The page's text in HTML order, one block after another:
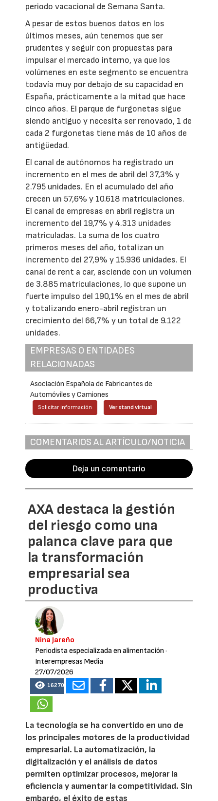
periodo vacacional de Semana Santa.
A pesar de estos buenos datos en los
últimos meses, aún tenemos que ser
prudentes y seguir con propuestas para
impulsar el mercado interno, ya que los
volúmenes en este segmento se encuentra
todavía muy por debajo de su capacidad en
España, prácticamente a la mitad que hace
cinco años. El parque de furgonetas sigue
siendo antiguo y necesita ser renovado, 1 de
cada 2 furgonetas tiene más de 10 años de
antigüedad.
El canal de autónomos ha registrado un
incremento en el mes de abril del 37,3% y
2.795 unidades. En el acumulado del año
crecen un 57,6% y 10.618 matriculaciones.
El canal de empresas en abril registra un
incremento del 19,7% y 4.313 unidades
matriculadas. La suma de los cuatro
primeros meses del año, totalizan un
incremento del 27,9% y 15.936 unidades. El
canal de rent a car, asciende con un volumen
de 3.885 matriculaciones, lo que supone un
fuerte impulso del 190,1% en el mes de abril
y totalizando enero-abril registran un
crecimiento del 66,7% y un total de 9.122
unidades.
EMPRESAS O ENTIDADES
RELACIONADAS
Asociación Española de Fabricantes de
Automóviles y Camiones
Solicitar información Ver stand virtual
COMENTARIOS AL ARTÍCULO/NOTICIA
Deja un comentario
AXA destaca la gestión
del riesgo como una
palanca clave para que
la transformación
empresarial sea
productiva
Nina Jareño
Periodista especializada en alimentación ·
Interempresas Media
27/07/2026
16270
La tecnología se ha convertido en uno de
los principales motores de la productividad
empresarial. La automatización, la
digitalización y el análisis de datos
permiten optimizar procesos, mejorar la
eficiencia y aumentar la competitividad. Sin
embargo, el éxito de estas